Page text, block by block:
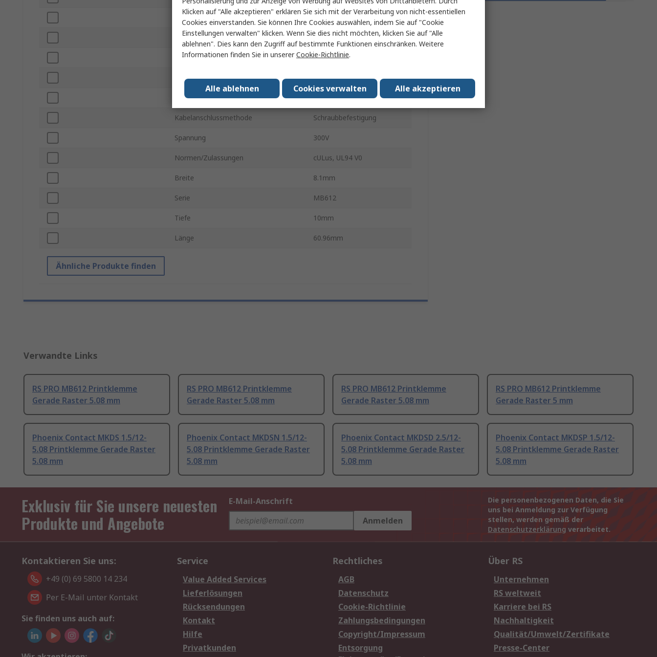
Gehäusematerial Polyamid
Minimale Drahtgröße AWG 14AWG
Maximale Drahtgröße AWG 26AWG
Montageausrichtung Gerade
Farbe Grün
Kabelanschlussmethode Schraubbefestigung
Spannung 300V
Normen/Zulassungen cULus, UL94 V0
Breite 8.1mm
Serie MB612
Tiefe 10mm
Länge 60.96mm
Ähnliche Produkte finden
Verwandte Links
RS PRO MB612 Printklemme
Gerade Raster 5.08 mm
RS PRO MB612 Printklemme
Gerade Raster 5.08 mm
RS PRO MB612 Printklemme
Gerade Raster 5.08 mm
RS PRO MB612 Printklemme
Gerade Raster 5 mm
Phoenix Contact MKDS 1.5/12-
5.08 Printklemme Gerade Raster
5.08 mm
Phoenix Contact MKDSN 1.5/12-
5.08 Printklemme Gerade Raster
5.08 mm
Phoenix Contact MKDSD 2.5/12-
5.08 Printklemme Gerade Raster
5.08 mm
Phoenix Contact MKDSP 1.5/12-
5.08 Printklemme Gerade Raster
5.08 mm
Exklusiv für Sie unsere neuesten
Produkte und Angebote
E-Mail-Anschrift
Anmelden
Die personenbezogenen Daten, die Sie
uns bei Anmeldung zur Verfügung
stellen, werden gemäß der
Datenschutzerklärung verarbeitet.
Kontaktieren Sie uns:
+49 (0) 69 5800 14 234
Per E-Mail unter Kontakt
Sie finden uns auch auf:
Service
Value Added Services
Lieferlösungen
Rücksendungen
Kontakt
Hilfe
Privatkunden
Rechtliches
AGB
Datenschutz
Cookie-Richtlinie
Zahlungsbedingungen
Copyright/Impressum
Entsorgung
Über RS
Unternehmen
RS weltweit
Karriere bei RS
Nachhaltigkeit
Qualität/Umwelt/Zertifikate
Presse-Center
Klicken auf "Alle akzeptieren" erklären Sie sich mit der Verarbeitung von nicht-essentiellen
Cookies einverstanden. Sie können Ihre Cookies auswählen, indem Sie auf "Cookie
Einstellungen verwalten" klicken. Wenn Sie dies nicht möchten, klicken Sie auf "Alle
ablehnen". Dies kann den Zugriff auf bestimmte Funktionen einschränken. Weitere
Informationen finden Sie in unsererCookie-Richtlinie.
Alle akzeptieren
Cookies verwalten
Alle ablehnen